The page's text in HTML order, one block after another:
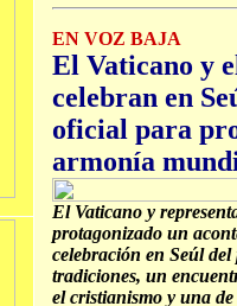
EN VOZ BAJA
El Vaticano y
celebran en
oficial para
armonía
El Vaticano y
protagonizado un
celebración en Seúl
tradiciones, un
el cristianismo y una